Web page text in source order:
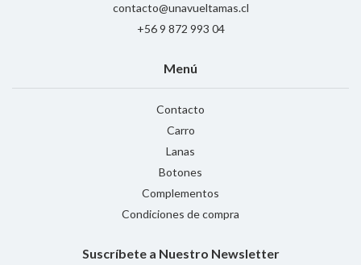
contacto@unavueltamas.cl
+56 9 872 993 04
Menú
Contacto
Carro
Lanas
Botones
Complementos
Condiciones de compra
Suscríbete a Nuestro Newsletter